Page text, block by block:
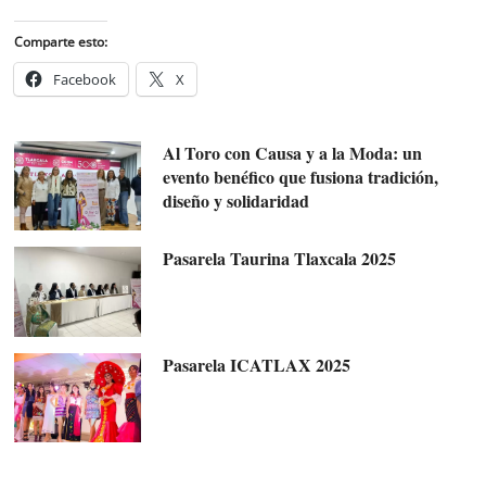
Comparte esto:
Facebook X
Al Toro con Causa y a la Moda: un
evento benéfico que fusiona tradición,
diseño y solidaridad
Pasarela Taurina Tlaxcala 2025
Pasarela ICATLAX 2025